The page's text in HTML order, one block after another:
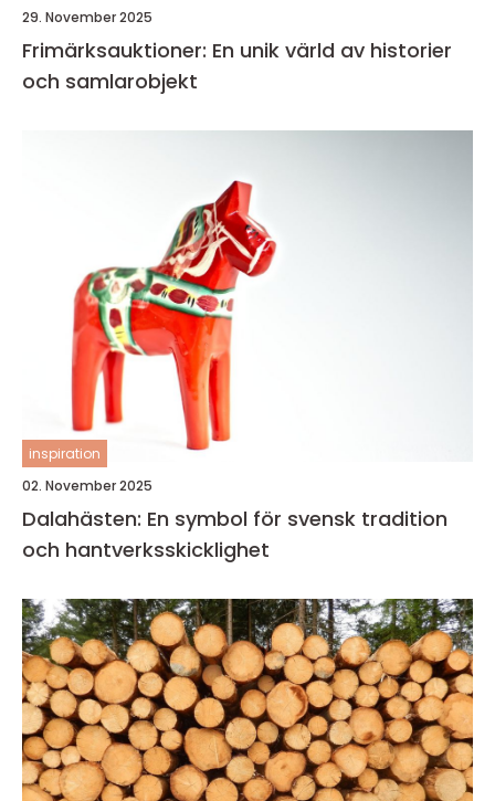
29. November 2025
Frimärksauktioner: En unik värld av historier
och samlarobjekt
inspiration
02. November 2025
Dalahästen: En symbol för svensk tradition
och hantverksskicklighet